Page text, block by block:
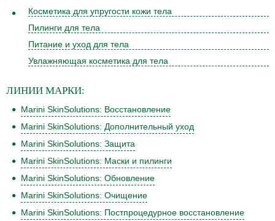
Косметика для упругости кожи тела
Пилинги для тела
Питание и уход для тела
Увлажняющая косметика для тела
ЛИНИИ МАРКИ:
Marini SkinSolutions: Восстановление
Marini SkinSolutions: Дополнительный уход
Marini SkinSolutions: Защита
Marini SkinSolutions: Маски и пилинги
Marini SkinSolutions: Обновление
Marini SkinSolutions: Очищение
Marini SkinSolutions: Постпроцедурное восстановление